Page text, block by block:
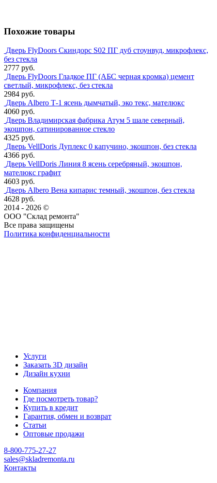
Похожие товары
Дверь FlyDoors Скиндорс S02 ПГ дуб стоунвуд, микрофлекс,
без стекла
2777 руб.
Дверь FlyDoors Гладкое ПГ (АБС черная кромка) цемент
светлый, микрофлекс, без стекла
2984 руб.
Дверь Albero Т-1 ясень дымчатый, эко текс, мателюкс
4060 руб.
Дверь Владимирская фабрика Атум 5 шале северный,
экошпон, сатинированное стекло
4325 руб.
Дверь VellDoris Дуплекс 0 капучино, экошпон, без стекла
4366 руб.
Дверь VellDoris Линия 8 ясень серебряный, экошпон,
мателюкс графит
4603 руб.
Дверь Albero Вена кипарис темный, экошпон, без стекла
4628 руб.
2014 - 2026 ©
ООО "Склад ремонта"
Все права защищены
Политика конфиденциальности
Услуги
Заказать 3D дизайн
Дизайн кухни
Компания
Где посмотреть товар?
Купить в кредит
Гарантия, обмен и возврат
Статьи
Оптовые продажи
8-800-775-27-27
sales@skladremonta.ru
Контакты